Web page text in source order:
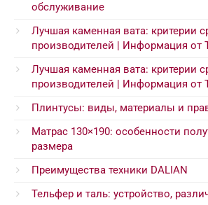
обслуживание
Лучшая каменная вата: критерии
производителей | Информация от
Лучшая каменная вата: критерии
производителей | Информация от
Плинтусы: виды, материалы и
Матрас 130×190: особенности
размера
Преимущества техники DALIAN
Тельфер и таль: устройство,